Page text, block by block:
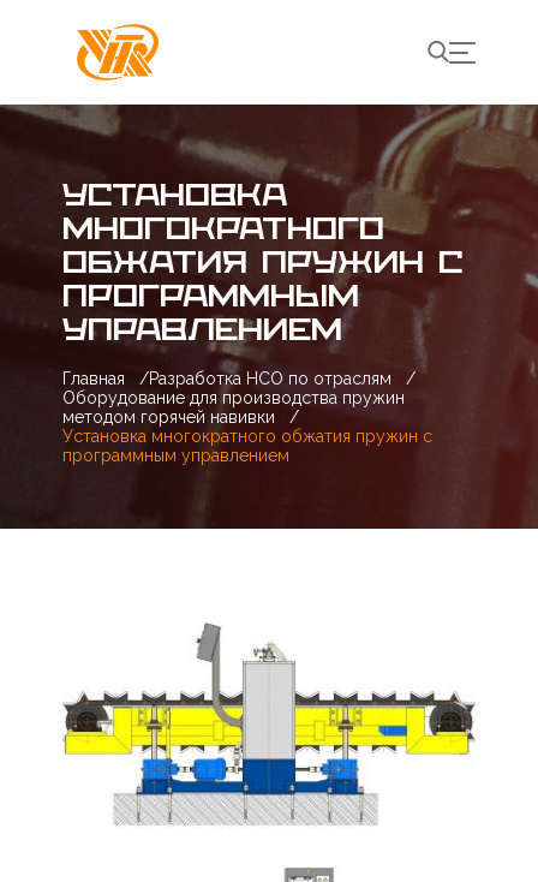
УСТАНОВКА
МНОГОКРАТНОГО
ОБЖАТИЯ ПРУЖИН С
ПРОГРАММНЫМ
УПРАВЛЕНИЕМ
Главная /Разработка НСО по отраслям
/
Оборудование для производства пружин
методом горячей навивки
/
Установка многократного обжатия пружин с
программным управлением